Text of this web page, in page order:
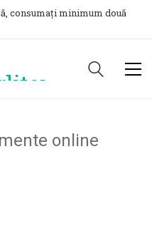
consumați minimum două
online